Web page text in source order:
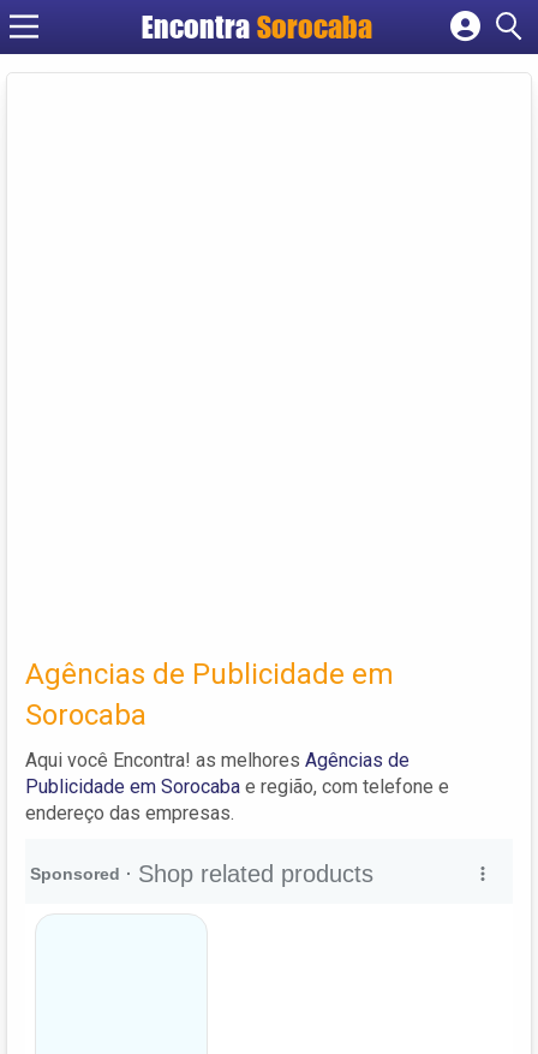
EncontraSorocaba
Cadastrar empresa
Agências de Publicidade em
Sorocaba
Aqui você Encontra! as melhores Agências de
Publicidade em Sorocaba e região, com telefone e
endereço das empresas.